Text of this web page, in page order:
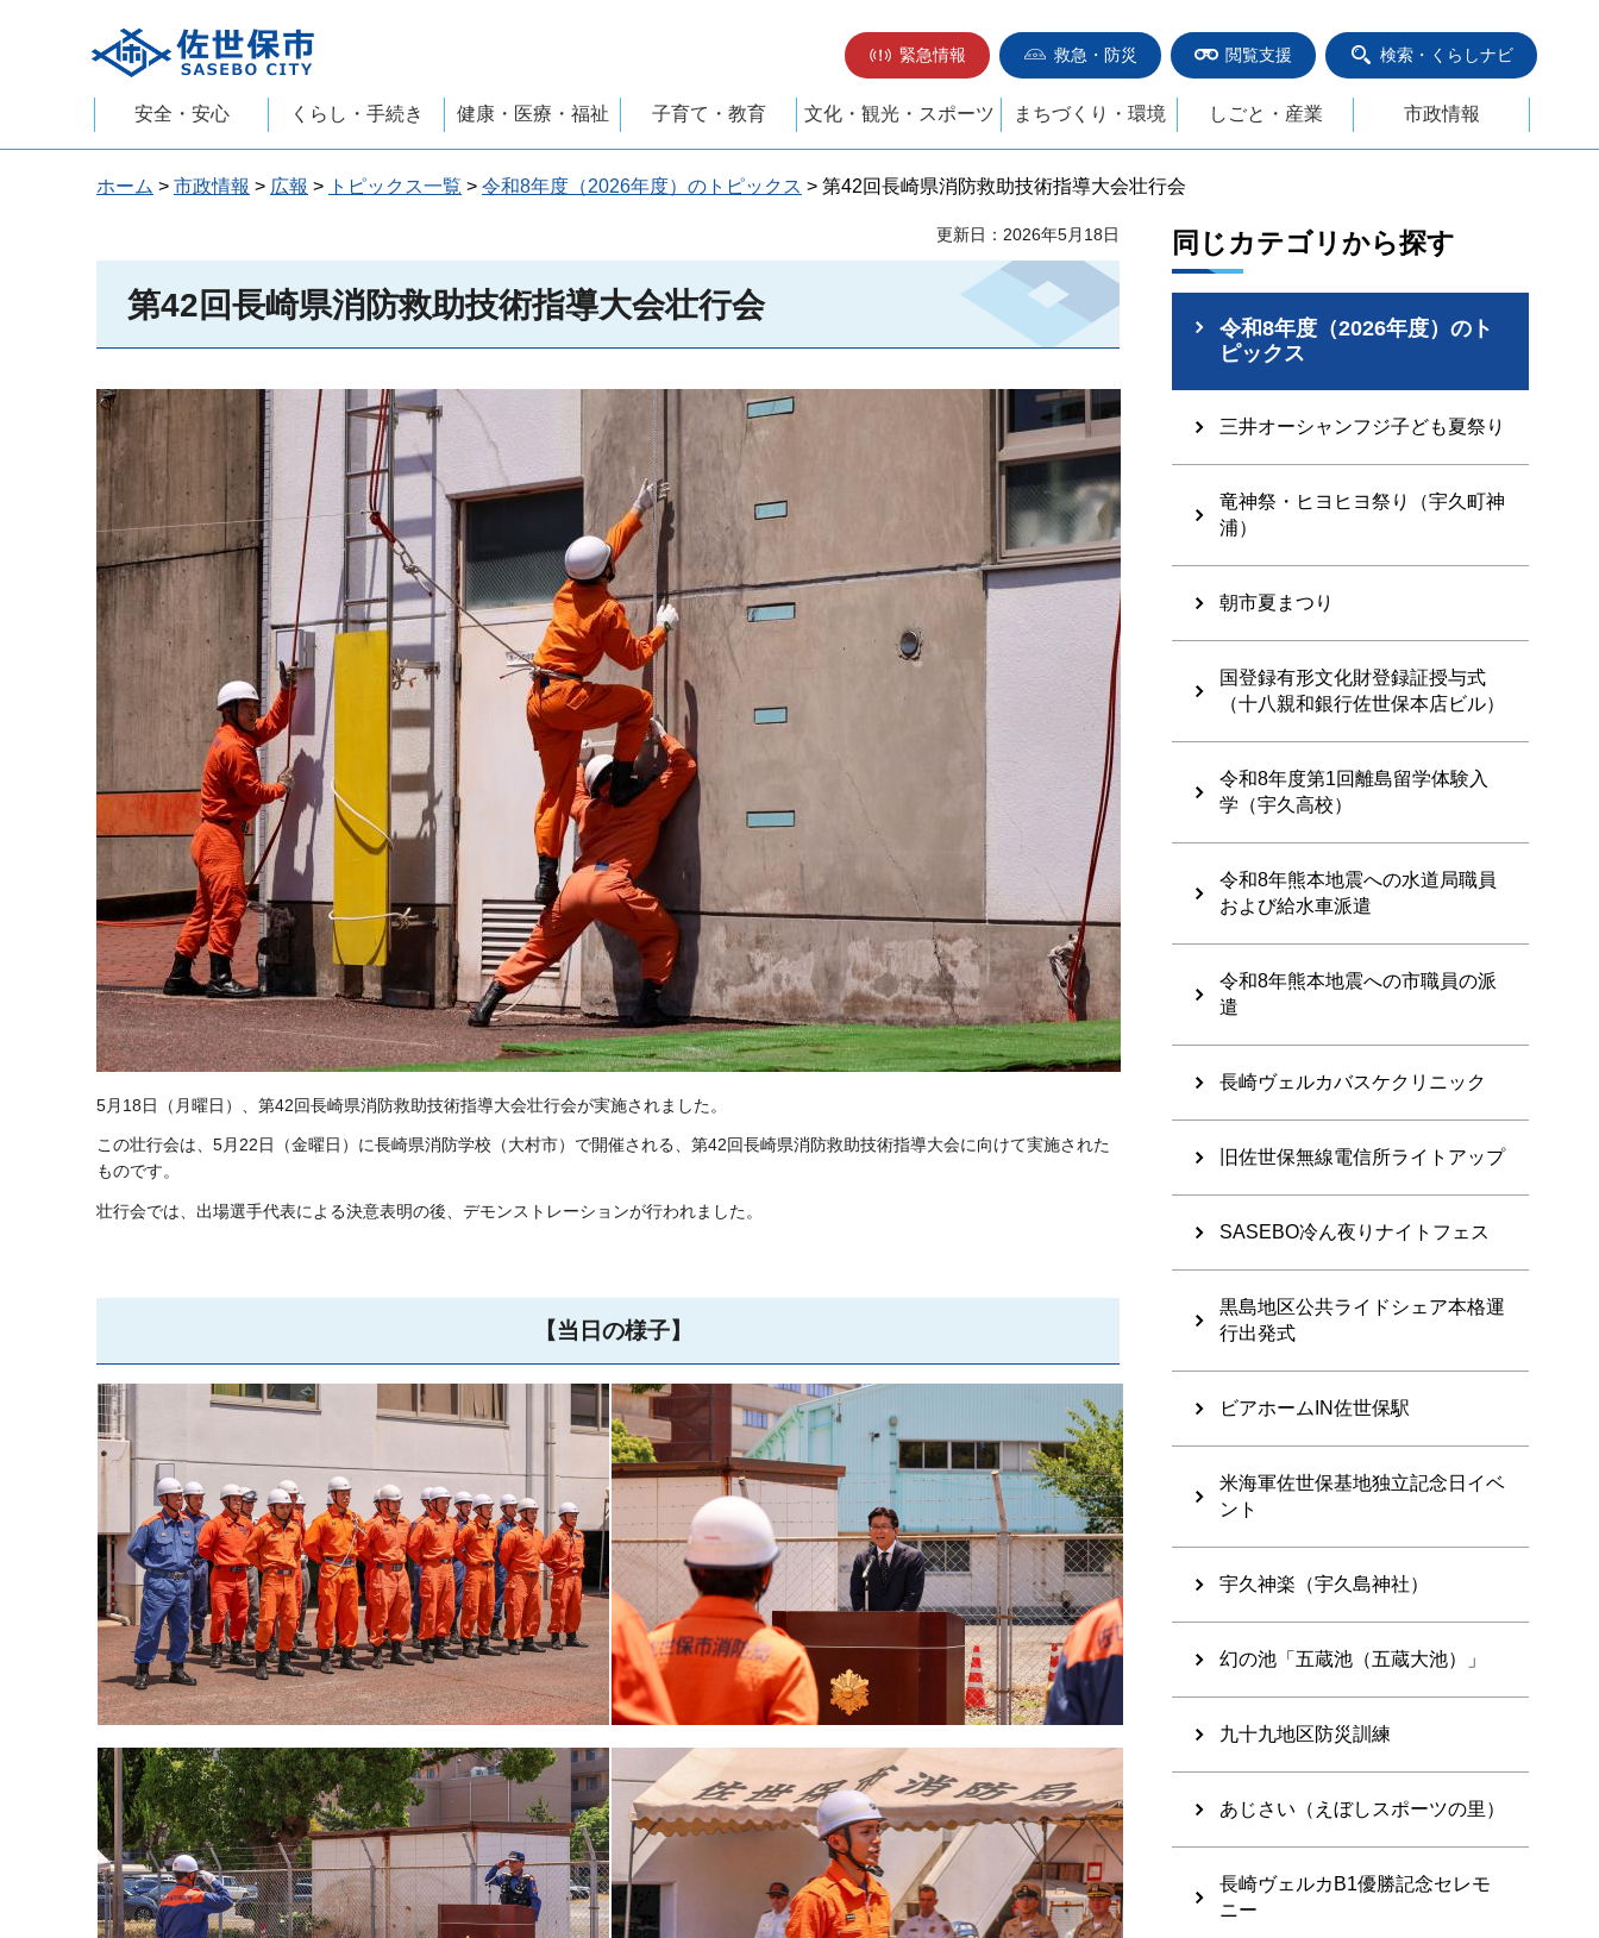
佐世保市
緊急情報
救急・防災 閲覧支援 検索・くらしナビ
安全・安心 くらし・手続き 健康・医療・福祉 子育て・教育 文化・観光・スポーツ まちづくり・環境 しごと・産業 市政情報
ホーム > 市政情報 > 広報 > トピックス一覧 > 令和8年度（2026年度）のトピックス > 第42回長崎県消防救助技術指導大会壮行会
更新日：2026年5月18日
第42回長崎県消防救助技術指導大会壮行会
5月18日（月曜日）、第42回長崎県消防救助技術指導大会壮行会が実施されました。
この壮行会は、5月22日（金曜日）に長崎県消防学校（大村市）で開催される、第42回長崎県消防救助技術指導大会に向けて実施された
ものです。
壮行会では、出場選手代表による決意表明の後、デモンストレーションが行われました。
【当日の様子】
同じカテゴリから探す
令和8年度（2026年度）のト
ピックス
三井オーシャンフジ子ども夏祭り
竜神祭・ヒヨヒヨ祭り（宇久町神
浦）
朝市夏まつり
国登録有形文化財登録証授与式
（十八親和銀行佐世保本店ビル）
令和8年度第1回離島留学体験入
学（宇久高校）
令和8年熊本地震への水道局職員
および給水車派遣
令和8年熊本地震への市職員の派
遣
長崎ヴェルカバスケクリニック
旧佐世保無線電信所ライトアップ
SASEBO冷ん夜りナイトフェス
黒島地区公共ライドシェア本格運
行出発式
ビアホームIN佐世保駅
米海軍佐世保基地独立記念日イベ
ント
宇久神楽（宇久島神社）
幻の池「五蔵池（五蔵大池）」
九十九地区防災訓練
あじさい（えぼしスポーツの里）
長崎ヴェルカB1優勝記念セレモ
ニー